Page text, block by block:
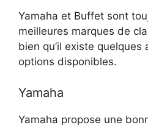
Yamaha et Buffet sont
meilleures marques de
bien qu’il existe quelques
options disponibles.
Yamaha
Yamaha propose une